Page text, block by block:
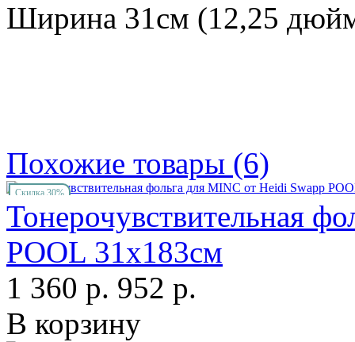
Ширина 31см (12,25
Похожие товары (6)
Скидка 30%
Тонерочувствительная
POOL 31х183см
1 360 р. 952 р.
В корзину